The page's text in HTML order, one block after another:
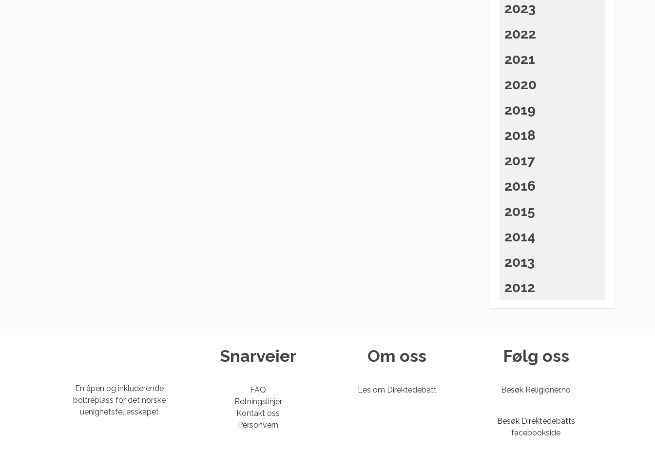
2023
2022
2021
2020
2019
2018
2017
2016
2015
2014
2013
2012
En åpen og inkluderende
boltreplass for det norske
uenighetsfellesskapet
Snarveier
FAQ
Retningslinjer
Kontakt oss
Personvern
Om oss
Les om Direktedebatt
Følg oss
Besøk Religioner.no
Besøk Direktedebatts
facebookside